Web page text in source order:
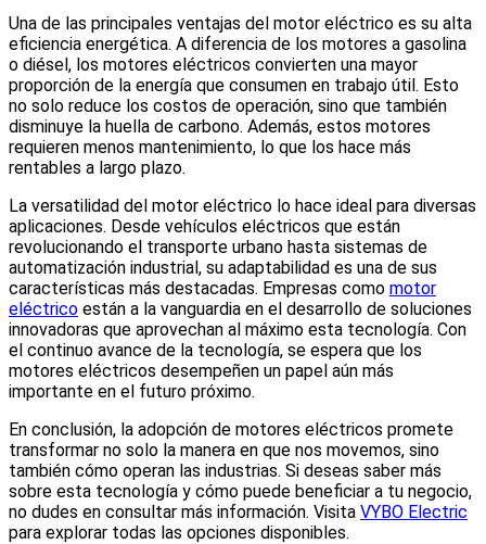
Una de las principales ventajas del motor eléctrico es su alta
eficiencia energética. A diferencia de los motores a gasolina
o diésel, los motores eléctricos convierten una mayor
proporción de la energía que consumen en trabajo útil. Esto
no solo reduce los costos de operación, sino que también
disminuye la huella de carbono. Además, estos motores
requieren menos mantenimiento, lo que los hace más
rentables a largo plazo.
La versatilidad del motor eléctrico lo hace ideal para diversas
aplicaciones. Desde vehículos eléctricos que están
revolucionando el transporte urbano hasta sistemas de
automatización industrial, su adaptabilidad es una de sus
características más destacadas. Empresas como motor
eléctrico están a la vanguardia en el desarrollo de soluciones
innovadoras que aprovechan al máximo esta tecnología. Con
el continuo avance de la tecnología, se espera que los
motores eléctricos desempeñen un papel aún más
importante en el futuro próximo.
En conclusión, la adopción de motores eléctricos promete
transformar no solo la manera en que nos movemos, sino
también cómo operan las industrias. Si deseas saber más
sobre esta tecnología y cómo puede beneficiar a tu negocio,
no dudes en consultar más información. Visita VYBO Electric
para explorar todas las opciones disponibles.